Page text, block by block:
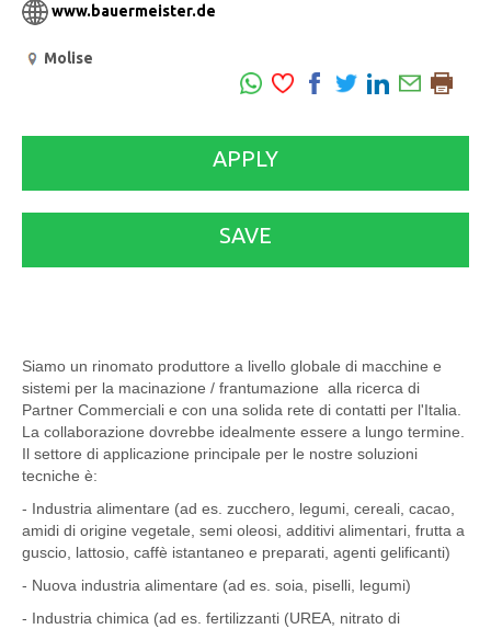
www.bauermeister.de
Molise
APPLY
SAVE
Siamo un rinomato produttore a livello globale di macchine e
sistemi per la macinazione / frantumazione alla ricerca di
Partner Commerciali e con una solida rete di contatti per l'Italia.
La collaborazione dovrebbe idealmente essere a lungo termine.
Il settore di applicazione principale per le nostre soluzioni
tecniche è:
- Industria alimentare (ad es. zucchero, legumi, cereali, cacao,
amidi di origine vegetale, semi oleosi, additivi alimentari, frutta a
guscio, lattosio, caffè istantaneo e preparati, agenti gelificanti)
- Nuova industria alimentare (ad es. soia, piselli, legumi)
- Industria chimica (ad es. fertilizzanti (UREA, nitrato di